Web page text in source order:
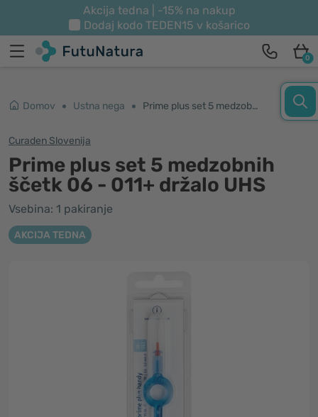
Akcija tedna | -15% na nakup
Dodaj kodo TEDEN15 v košarico
0
Domov Ustna nega Prime plus set 5 medzobnih ščetk 06 - 011+ držalo UHS
Curaden Slovenija
Prime plus set 5 medzobnih
ščetk 06 - 011+ držalo UHS
Vsebina: 1 pakiranje
AKCIJA TEDNA